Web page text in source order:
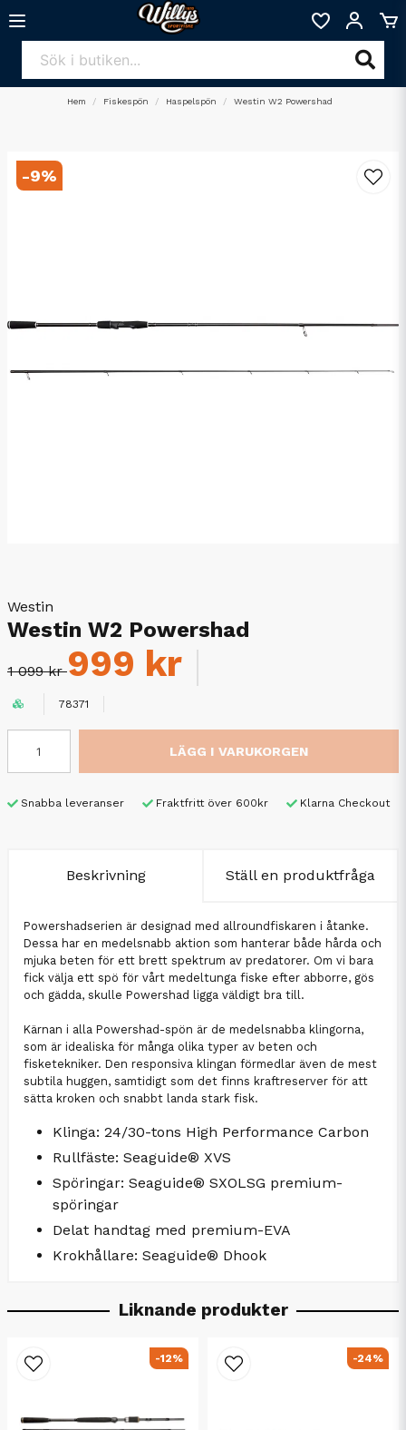
Hem Fiskespön Haspelspön Westin W2 Powershad
-9%
Westin
Westin W2 Powershad
1 099 kr999 kr
78371
LÄGG I VARUKORGEN
Snabba leveranser Fraktfritt över 600kr Klarna Checkout
Beskrivning Ställ en produktfråga
Powershadserien är designad med allroundfiskaren i åtanke.
Dessa har en medelsnabb aktion som hanterar både hårda och
mjuka beten för ett brett spektrum av predatorer. Om vi bara
fick välja ett spö för vårt medeltunga fiske efter abborre, gös
och gädda, skulle Powershad ligga väldigt bra till.
Kärnan i alla Powershad-spön är de medelsnabba klingorna,
som är idealiska för många olika typer av beten och
fisketekniker. Den responsiva klingan förmedlar även de mest
subtila huggen, samtidigt som det finns kraftreserver för att
sätta kroken och snabbt landa stark fisk.
Klinga: 24/30-tons High Performance Carbon
Rullfäste: Seaguide® XVS
Spöringar: Seaguide® SXOLSG premium-
spöringar
Delat handtag med premium-EVA
Krokhållare: Seaguide® Dhook
Liknande produkter
-12% -24%